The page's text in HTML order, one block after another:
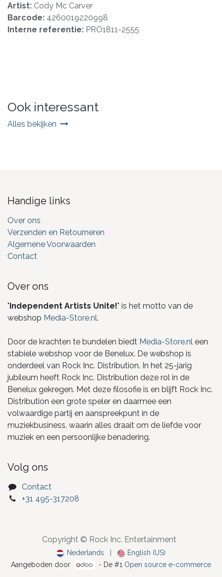
Artist: Cody Mc Carver
Barcode: 4260019220998
Interne referentie: PRO1811-2555
Ook interessant
Alles bekijken
Handige links
Over ons
Verzenden en Retourneren
Algemene Voorwaarden
Contact
Over ons
"Independent Artists Unite!" is het motto van de
webshop Media-Store.nl.
Door de krachten te bundelen biedt Media-Store.nl een
stabiele webshop voor de Benelux. De webshop is
onderdeel van Rock Inc. Distribution. In het 25-jarig
jubileum heeft Rock Inc. Distribution deze rol in de
Benelux gekregen. Met deze filosofie is en blijft Rock Inc.
Distribution een grote speler en daarmee een
volwaardige partij en aanspreekpunt in de
muziekbusiness, waarin alles draait om de liefde voor
muziek en een persoonlijke benadering.
Volg ons
Contact
+31 495-317208
Copyright © Rock Inc. Entertainment
Nederlands
English (US)
Aangeboden door
- De #1 Open source e-commerce